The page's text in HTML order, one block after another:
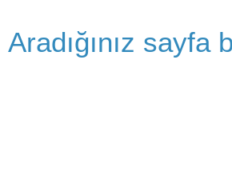
Aradığınız sayfa